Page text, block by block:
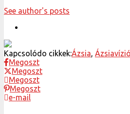
See author's posts
Kapcsolódo cikkek:Ázsia Ázsiavízió
Megoszt
Megoszt
Megoszt
Megoszt
e-mail